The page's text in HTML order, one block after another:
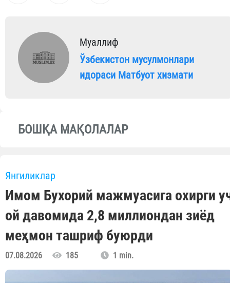
Муаллиф
Ўзбекистон мусулмонлари
идораси Матбуот хизмати
БОШҚА МАҚОЛАЛАР
Янгиликлар
Имом Бухорий мажмуасига охирги
ой давомида 2,8 миллиондан зиёд
меҳмон ташриф буюрди
07.08.2026 185 1 min.